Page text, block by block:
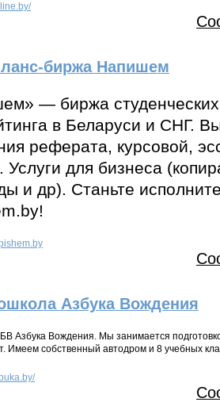
биржа Напишем
— биржа
в Беларуси и СНГ.
реферата, курсовой,
Услуги для бизнеса
и др). Станьте
Азбука Вождения
Азбука Вождения. Мы занимается
Имеем собственный автодром и 8 учебных